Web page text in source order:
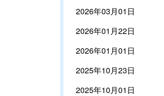
2026年03月01日
2026年01月22日
2026年01月01日
2025年10月23日
2025年10月01日